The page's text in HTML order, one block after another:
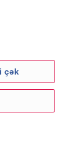
nəticədə
indi
çək